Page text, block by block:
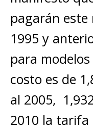
pagarán este
1995 y
para
costo es de
al 2005,
2010 la tarifa